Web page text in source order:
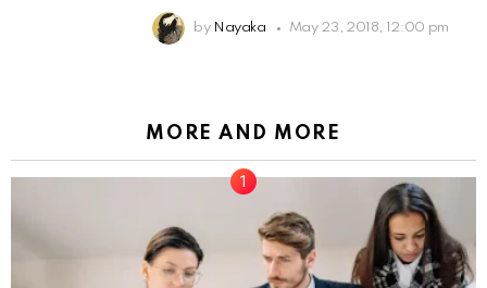
by Nayaka May 23, 2018, 12:00 pm
MORE AND MORE